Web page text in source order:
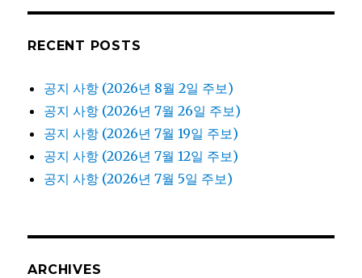
RECENT POSTS
공지 사항 (2026년 8월 2일 주보)
공지 사항 (2026년 7월 26일 주보)
공지 사항 (2026년 7월 19일 주보)
공지 사항 (2026년 7월 12일 주보)
공지 사항 (2026년 7월 5일 주보)
ARCHIVES